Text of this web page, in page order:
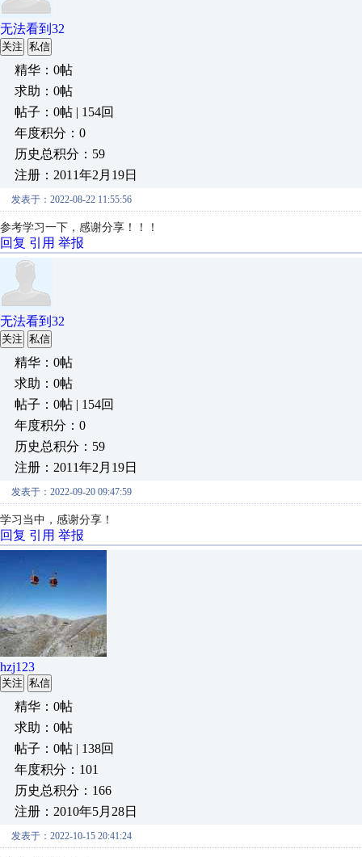
无法看到32
关注 私信
精华：0帖
求助：0帖
帖子：0帖 | 154回
年度积分：0
历史总积分：59
注册：2011年2月19日
发表于：2022-08-22 11:55:56
参考学习一下，感谢分享！！！
回复 引用 举报
无法看到32
关注 私信
精华：0帖
求助：0帖
帖子：0帖 | 154回
年度积分：0
历史总积分：59
注册：2011年2月19日
发表于：2022-09-20 09:47:59
学习当中，感谢分享！
回复 引用 举报
hzj123
关注 私信
精华：0帖
求助：0帖
帖子：0帖 | 138回
年度积分：101
历史总积分：166
注册：2010年5月28日
发表于：2022-10-15 20:41:24